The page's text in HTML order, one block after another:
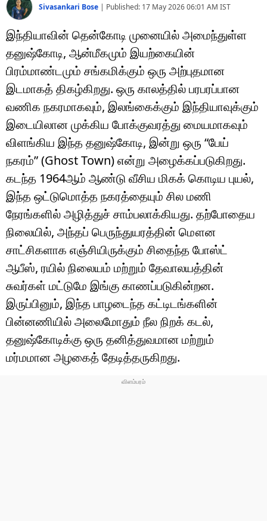
Sivasankari Bose | Published: 17 May 2026 06:01 AM IST
இந்தியாவின் தென்கோடி முனையில் அமைந்துள்ள
தனுஷ்கோடி, ஆன்மீகமும் இயற்கையின்
பிரம்மாண்டமும் சங்கமிக்கும் ஒரு அற்புதமான
இடமாகத் திகழ்கிறது. ஒரு காலத்தில் பரபரப்பான
வணிக நகரமாகவும், இலங்கைக்கும் இந்தியாவுக்கும்
இடையிலான முக்கிய போக்குவரத்து மையமாகவும்
விளங்கிய இந்த தனுஷ்கோடி, இன்று ஒரு “பேய்
நகரம்” (Ghost Town) என்று அழைக்கப்படுகிறது.
கடந்த 1964ஆம் ஆண்டு வீசிய மிகக் கொடிய புயல்,
இந்த ஒட்டுமொத்த நகரத்தையும் சில மணி
நேரங்களில் அழித்துச் சாம்பலாக்கியது. தற்போதைய
நிலையில், அந்தப் பெருந்துயரத்தின் மௌன
சாட்சிகளாக எஞ்சியிருக்கும் சிதைந்த போஸ்ட்
ஆபீஸ், ரயில் நிலையம் மற்றும் தேவாலயத்தின்
சுவர்கள் மட்டுமே இங்கு காணப்படுகின்றன.
இருப்பினும், இந்த பாழடைந்த கட்டிடங்களின்
பின்னணியில் அலைமோதும் நீல நிறக் கடல்,
தனுஷ்கோடிக்கு ஒரு தனித்துவமான மற்றும்
மர்மமான அழகைத் தேடித்தருகிறது.